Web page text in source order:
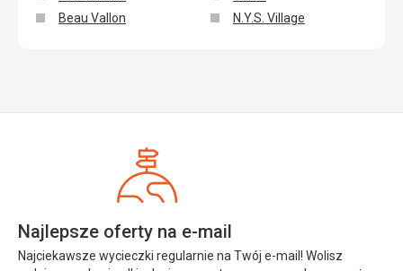
Beau Vallon
N.Y.S. Village
Najlepsze oferty na e-mail
Najciekawsze wycieczki regularnie na Twój e-mail! Wolisz